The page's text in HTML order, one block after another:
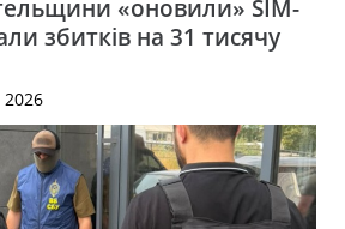
«оновили» SIM-
збитків на 31 тисячу
2026